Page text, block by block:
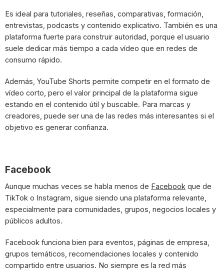
Es ideal para tutoriales, reseñas, comparativas, formación,
entrevistas, podcasts y contenido explicativo. También es una
plataforma fuerte para construir autoridad, porque el usuario
suele dedicar más tiempo a cada vídeo que en redes de
consumo rápido.
Además, YouTube Shorts permite competir en el formato de
vídeo corto, pero el valor principal de la plataforma sigue
estando en el contenido útil y buscable. Para marcas y
creadores, puede ser una de las redes más interesantes si el
objetivo es generar confianza.
Facebook
Aunque muchas veces se habla menos de Facebook que de
TikTok o Instagram, sigue siendo una plataforma relevante,
especialmente para comunidades, grupos, negocios locales y
públicos adultos.
Facebook funciona bien para eventos, páginas de empresa,
grupos temáticos, recomendaciones locales y contenido
compartido entre usuarios. No siempre es la red más